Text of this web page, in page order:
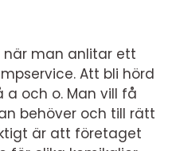
när man anlitar ett
Att bli hörd
och o. Man vill få
behöver och till rätt
är att företaget